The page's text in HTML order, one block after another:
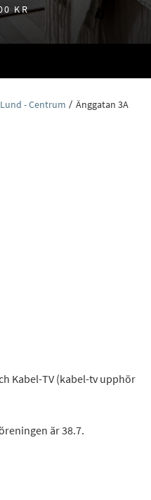
KR
Lund - Centrum Änggatan 3A
Kabel-TV (kabel-tv upphör
är 38.7.